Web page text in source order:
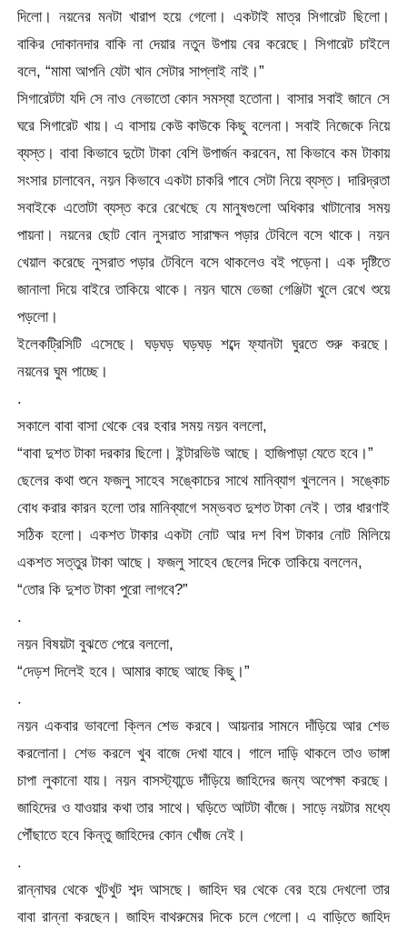
দিলো। নয়নের মনটা খারাপ হয়ে গেলো। একটাই মাত্র সিগারেট ছিলো।
বাকির দোকানদার বাকি না দেয়ার নতুন উপায় বের করেছে। সিগারেট চাইলে
বলে, “মামা আপনি যেটা খান সেটার সাপ্লাই নাই।”
সিগারেটটা যদি সে নাও নেভাতো কোন সমস্যা হতোনা। বাসার সবাই জানে সে
ঘরে সিগারেট খায়। এ বাসায় কেউ কাউকে কিছু বলেনা। সবাই নিজেকে নিয়ে
ব্যস্ত। বাবা কিভাবে দুটো টাকা বেশি উপার্জন করবেন, মা কিভাবে কম টাকায়
সংসার চালাবেন, নয়ন কিভাবে একটা চাকরি পাবে সেটা নিয়ে ব্যস্ত। দারিদ্রতা
সবাইকে এতোটা ব্যস্ত করে রেখেছে যে মানুষগুলো অধিকার খাটানোর সময়
পায়না। নয়নের ছোট বোন নুসরাত সারাক্ষন পড়ার টেবিলে বসে থাকে। নয়ন
খেয়াল করেছে নুসরাত পড়ার টেবিলে বসে থাকলেও বই পড়েনা। এক দৃষ্টিতে
জানালা দিয়ে বাইরে তাকিয়ে থাকে। নয়ন ঘামে ভেজা গেঞ্জিটা খুলে রেখে শুয়ে
পড়লো।
ইলেকট্রিসিটি এসেছে। ঘড়ঘড় ঘড়ঘড় শব্দে ফ্যানটা ঘুরতে শুরু করছে।
নয়নের ঘুম পাচ্ছে।
.
সকালে বাবা বাসা থেকে বের হবার সময় নয়ন বললো,
“বাবা দুশত টাকা দরকার ছিলো। ইন্টারভিউ আছে। হাজিপাড়া যেতে হবে।”
ছেলের কথা শুনে ফজলু সাহেব সঙ্কোচের সাথে মানিব্যাগ খুললেন। সঙ্কোচ
বোধ করার কারন হলো তার মানিব্যাগে সম্ভবত দুশত টাকা নেই। তার ধারণাই
সঠিক হলো। একশত টাকার একটা নোট আর দশ বিশ টাকার নোট মিলিয়ে
একশত সত্তুর টাকা আছে। ফজলু সাহেব ছেলের দিকে তাকিয়ে বললেন,
“তোর কি দুশত টাকা পুরো লাগবে?”
.
নয়ন বিষয়টা বুঝতে পেরে বললো,
“দেড়শ দিলেই হবে। আমার কাছে আছে কিছু।”
.
নয়ন একবার ভাবলো ক্লিন শেভ করবে। আয়নার সামনে দাঁড়িয়ে আর শেভ
করলোনা। শেভ করলে খুব বাজে দেখা যাবে। গালে দাড়ি থাকলে তাও ভাঙ্গা
চাপা লুকানো যায়। নয়ন বাসস্ট্যান্ডে দাঁড়িয়ে জাহিদের জন্য অপেক্ষা করছে।
জাহিদের ও যাওয়ার কথা তার সাথে। ঘড়িতে আটটা বাঁজে। সাড়ে নয়টার মধ্যে
পৌঁছাতে হবে কিন্তু জাহিদের কোন খোঁজ নেই।
.
রান্নাঘর থেকে খুটখুট শব্দ আসছে। জাহিদ ঘর থেকে বের হয়ে দেখলো তার
বাবা রান্না করছেন। জাহিদ বাথরুমের দিকে চলে গেলো। এ বাড়িতে জাহিদ